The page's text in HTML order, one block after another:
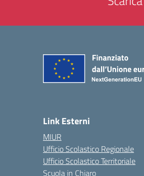
Link Esterni
MIUR
Ufficio Scolastico Regionale
Ufficio Scolastico Territoriale
Scuola in Chiaro